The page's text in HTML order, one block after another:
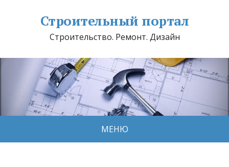
Строительный портал
Строительство. Ремонт. Дизайн
МЕНЮ